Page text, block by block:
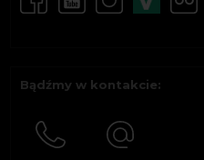
Bądźmy w kontakcie: